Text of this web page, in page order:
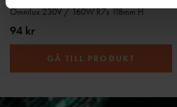
Omnilux 230V / 160W R7s 118mm H
94 kr
GÅ TILL PRODUKT